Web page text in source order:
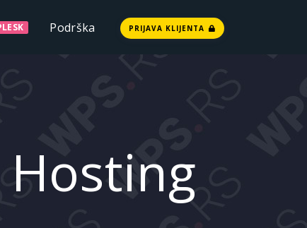
Podrška PRIJAVA KLIJENTA
Hosting